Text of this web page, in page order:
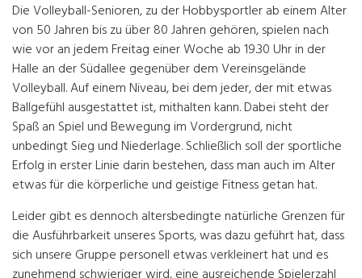
Die Volleyball-Senioren, zu der Hobbysportler ab einem Alter
von 50 Jahren bis zu über 80 Jahren gehören, spielen nach
wie vor an jedem Freitag einer Woche ab 19.30 Uhr in der
Halle an der Südallee gegenüber dem Vereinsgelände
Volleyball. Auf einem Niveau, bei dem jeder, der mit etwas
Ballgefühl ausgestattet ist, mithalten kann. Dabei steht der
Spaß an Spiel und Bewegung im Vordergrund, nicht
unbedingt Sieg und Niederlage. Schließlich soll der sportliche
Erfolg in erster Linie darin bestehen, dass man auch im Alter
etwas für die körperliche und geistige Fitness getan hat.
Leider gibt es dennoch altersbedingte natürliche Grenzen für
die Ausführbarkeit unseres Sports, was dazu geführt hat, dass
sich unsere Gruppe personell etwas verkleinert hat und es